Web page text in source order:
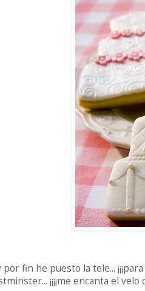
fin he puesto la tele...
¡¡¡¡me encanta el velo